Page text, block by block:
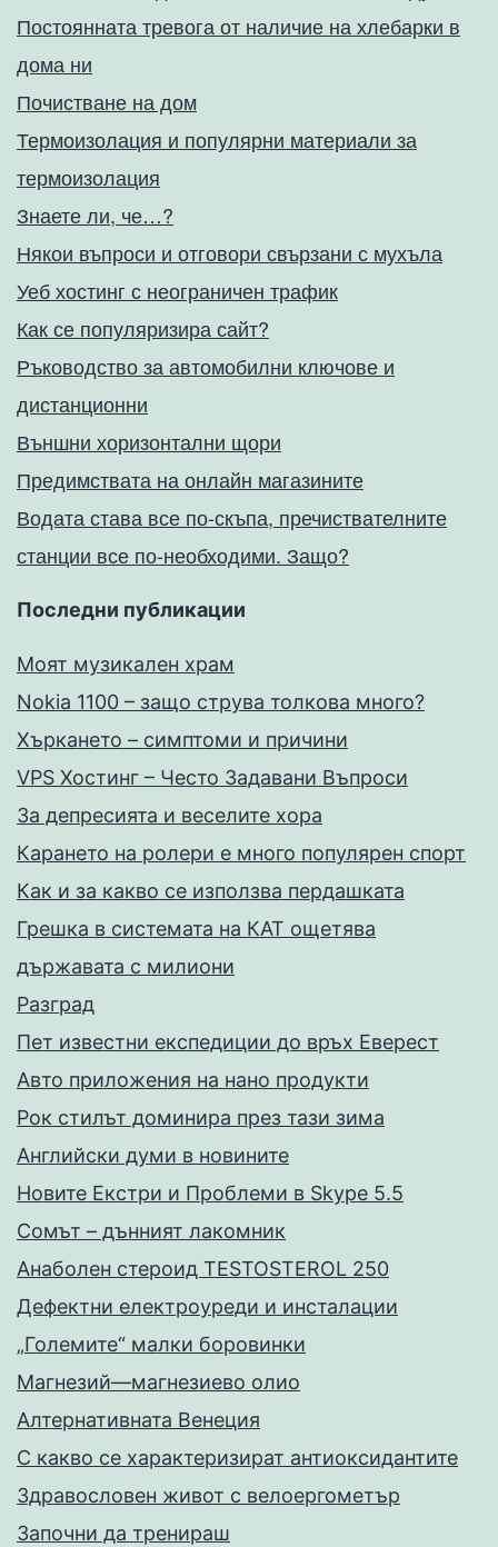
Постоянната тревога от наличие на хлебарки в
дома ни
Почистване на дом
Термоизолация и популярни материали за
термоизолация
Знаете ли, че…?
Някои въпроси и отговори свързани с мухъла
Уеб хостинг с неограничен трафик
Как се популяризира сайт?
Ръководство за автомобилни ключове и
дистанционни
Външни хоризонтални щори
Предимствата на онлайн магазините
Водата става все по-скъпа, пречиствателните
станции все по-необходими. Защо?
Последни публикации
Моят музикален храм
Nokia 1100 – защо струва толкова много?
Хъркането – симптоми и причини
VPS Хостинг – Често Задавани Въпроси
За депресията и веселите хора
Карането на ролери е много популярен спорт
Как и за какво се използва пердашката
Грешка в системата на КАТ ощетява
държавата с милиони
Разград
Пет известни експедиции до връх Еверест
Авто приложения на нано продукти
Рок стилът доминира през тази зима
Английски думи в новините
Новите Екстри и Проблеми в Skype 5.5
Сомът – дънният лакомник
Анаболен стероид TESTOSTEROL 250
Дефектни електроуреди и инсталации
„Големите“ малки боровинки
Магнезий—магнезиево олио
Алтернативната Венеция
С какво се характеризират антиоксидантите
Здравословен живот с велоергометър
Запoчни да тренираш